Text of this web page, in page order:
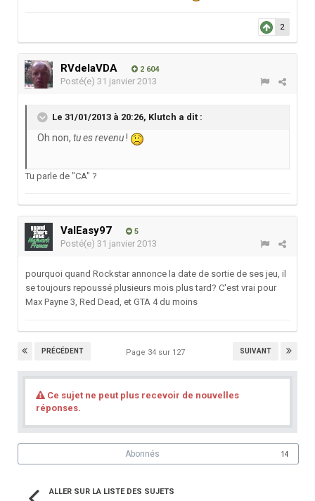
2
RVdelaVDA 2 604
Posté(e) 31 janvier 2013
Le 31/01/2013 à 20:26, Klutch a dit :
Oh non, tu es revenu!
Tu parle de "CA" ?
ValEasy97 5
Posté(e) 31 janvier 2013
pourquoi quand Rockstar annonce la date de sortie de ses jeu, il
se toujours repoussé plusieurs mois plus tard? C'est vrai pour
Max Payne 3, Red Dead, et GTA 4 du moins
PRÉCÉDENT SUIVANT
Page 34 sur 127
Ce sujet ne peut plus recevoir de nouvelles
réponses.
Abonnés 14
ALLER SUR LA LISTE DES SUJETS